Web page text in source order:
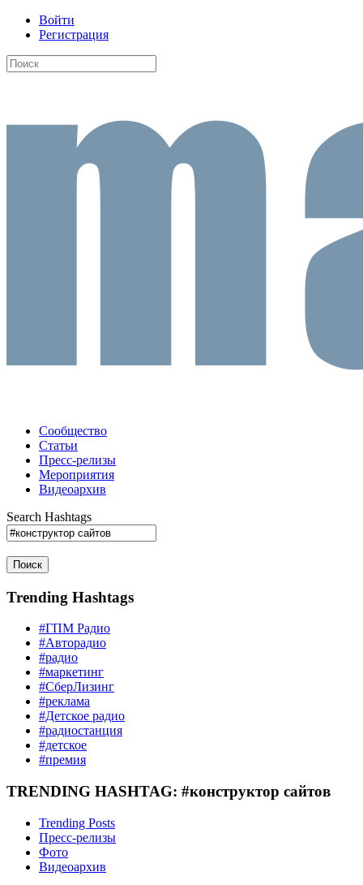
Войти
Регистрация
Сообщество
Статьи
Пресс-релизы
Мероприятия
Видеоархив
Search Hashtags
Поиск
Trending Hashtags
#ГПМ Радио
#Авторадио
#радио
#маркетинг
#СберЛизинг
#реклама
#Детское радио
#радиостанция
#детское
#премия
TRENDING HASHTAG: #конструктор сайтов
Trending Posts
Пресс-релизы
Фото
Видеоархив